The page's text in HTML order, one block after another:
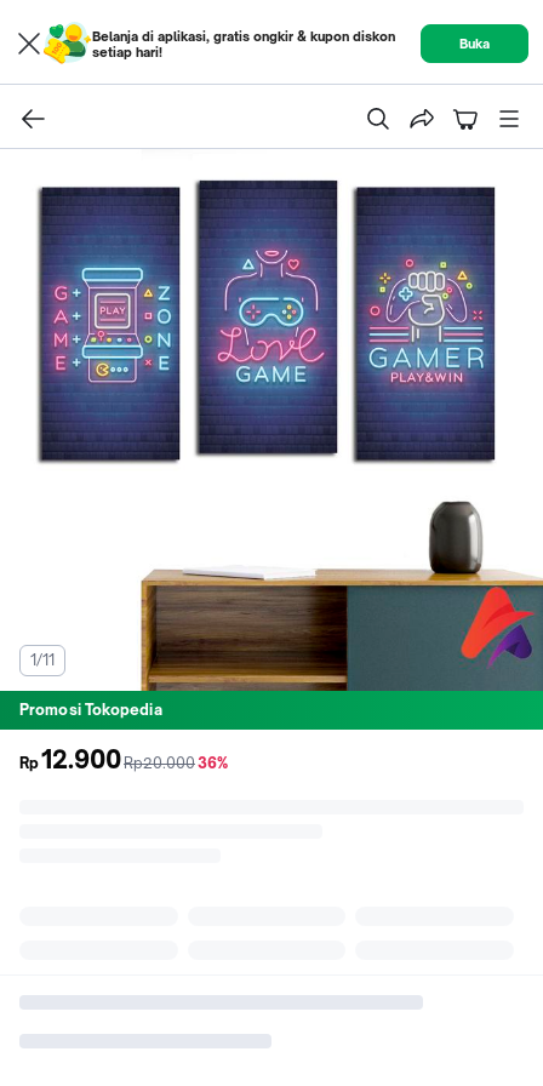
Belanja di aplikasi, gratis ongkir & kupon diskon
setiap hari!
Buka
1/11
Promosi Tokopedia
Rp12.900sebelum
Rp20.000diskon
36%